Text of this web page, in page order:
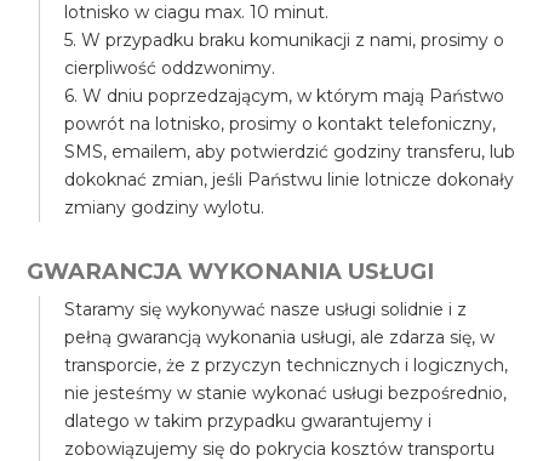
lotnisko w ciagu max. 10 minut.
5. W przypadku braku komunikacji z nami, prosimy o
cierpliwość oddzwonimy.
6. W dniu poprzedzającym, w którym mają Państwo
powrót na lotnisko, prosimy o kontakt telefoniczny,
SMS, emailem, aby potwierdzić godziny transferu, lub
dokoknać zmian, jeśli Państwu linie lotnicze dokonały
zmiany godziny wylotu.
GWARANCJA WYKONANIA USŁUGI
Staramy się wykonywać nasze usługi solidnie i z
pełną gwarancją wykonania usługi, ale zdarza się, w
transporcie, że z przyczyn technicznych i logicznych,
nie jesteśmy w stanie wykonać usługi bezpośrednio,
dlatego w takim przypadku gwarantujemy i
zobowiązujemy się do pokrycia kosztów transportu